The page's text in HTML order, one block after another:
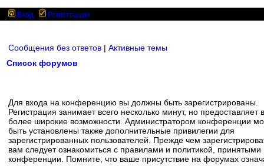
Вход Регистрация
Сообщения без ответов | Активные темы
Список форумов
Для входа на конференцию вы должны быть зарегистрированы.
Регистрация занимает всего несколько минут, но предоставляет
более широкие возможности. Администратором конференции
быть установлены также дополнительные привилегии для
зарегистрированных пользователей. Прежде чем
вам следует ознакомиться с правилами и политикой, принятыми
конференции. Помните, что ваше присутствие на форумах